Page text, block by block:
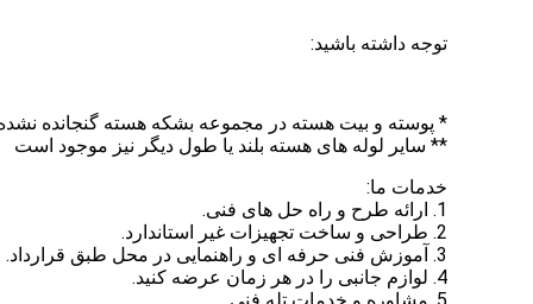
توجه داشته باشید:
* پوسته و بیت هسته در مجموعه بشکه هسته گنجانده
** سایر لوله های هسته بلند یا طول دیگر نیز موجود است
خدمات ما:
1. ارائه طرح و راه حل های فنی.
2. طراحی و ساخت تجهیزات غیر استاندارد.
3. آموزش فنی حرفه ای و راهنمایی در محل طبق قرارداد.
4. لوازم جانبی را در هر زمان عرضه کنید.